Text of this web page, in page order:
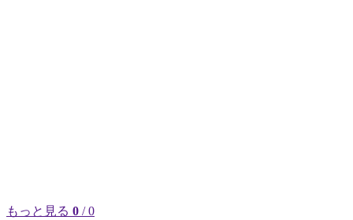
もっと見る 0 / 0